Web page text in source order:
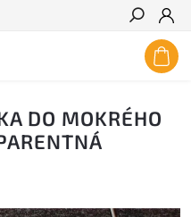
Hľadať
DO MOKRÉHO